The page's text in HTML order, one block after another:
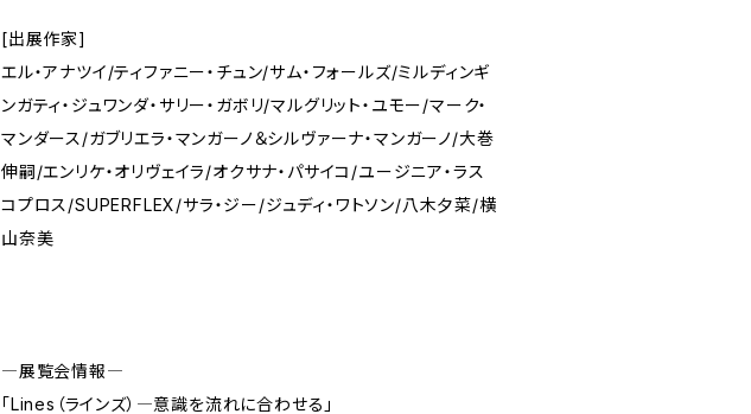
[出展作家]
エル・アナツイ/ティファニー・チュン/サム・フォールズ/ミルディンギ
ンガティ・ジュワンダ・サリー・ガボリ/マルグリット・ユモー/マーク・
マンダース/ガブリエラ・マンガーノ＆シルヴァーナ・マンガーノ/大巻
伸嗣/エンリケ・オリヴェイラ/オクサナ・パサイコ/ユージニア・ラス
コプロス/SUPERFLEX/サラ・ジー/ジュディ・ワトソン/八木夕菜/横
山奈美
―展覧会情報―
「Lines（ラインズ）―意識を流れに合わせる」